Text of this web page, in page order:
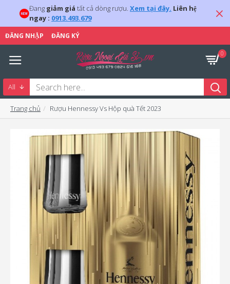
Đang giảm giá tất cả dòng rượu. Xem tại đây. Liên hệ
ngay : 0913.493.679
ĐĂNG NHẬP ĐĂNG KÝ
0
All
Trang chủ Rượu Hennessy Vs Hộp quà Tết 2023